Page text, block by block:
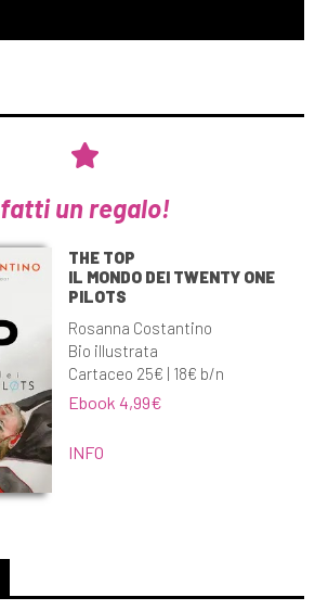
fatti un regalo!
THE TOP
IL MONDO DEI TWENTY ONE
PILOTS
Rosanna Costantino
Bio illustrata
Cartaceo 25€ | 18€ b/n
Ebook 4,99€
INFO